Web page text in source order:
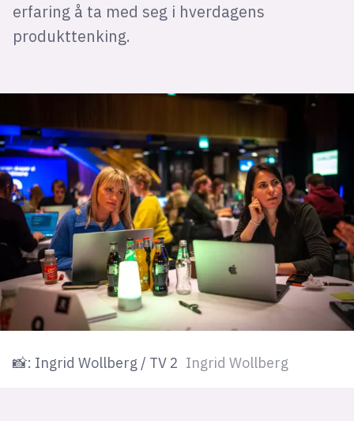
erfaring å ta med seg i hverdagens
produkttenking.
📸: Ingrid Wollberg / TV 2 Ingrid Wollberg